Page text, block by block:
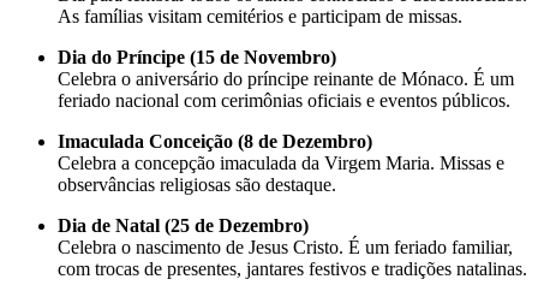
As famílias visitam cemitérios e participam de missas.
Dia do Príncipe (15 de Novembro)
Celebra o aniversário do príncipe reinante de Mónaco. É um
feriado nacional com cerimônias oficiais e eventos públicos.
Imaculada Conceição (8 de Dezembro)
Celebra a concepção imaculada da Virgem Maria. Missas e
observâncias religiosas são destaque.
Dia de Natal (25 de Dezembro)
Celebra o nascimento de Jesus Cristo. É um feriado familiar,
com trocas de presentes, jantares festivos e tradições natalinas.